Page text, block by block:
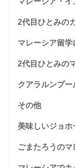
2代目ひとみの
マレーシア留
2代目ひとみの
クアラルンプー
その他
美味しいジョ
ごまたろうの